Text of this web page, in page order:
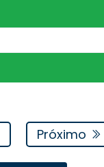
Próximo